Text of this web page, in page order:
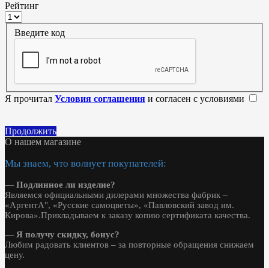
Рейтинг
Введите код
Я прочитал Условия соглашения и согласен с условиями
Продолжить
О нашем магазине
Мы знаем, что волнует покупателей:
— Подлинное ли изделие?
Являемся официальными дилерами множества фабрик –
«АргентА", «Русские самоцветы», «Павловский завод им.
Кирова».Прикладываем к заказу копию сертификата качества.
— Я получу скидку, бонус?
Любим радовать клиентов – за повторные обращения снижаем
цену.